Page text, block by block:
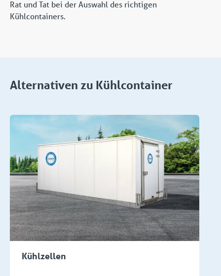
Rat und Tat bei der Auswahl des richtigen
Kühlcontainers.
Alternativen zu Kühlcontainer
Kühlzellen